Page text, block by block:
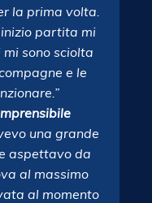
la prima volta.
inizio partita mi
mi sono sciolta
e le
una grande
aspettavo da
al massimo
al momento